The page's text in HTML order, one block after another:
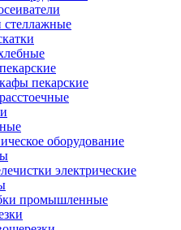
стеллажные
пекарские
оборудование
электрические
промышленные